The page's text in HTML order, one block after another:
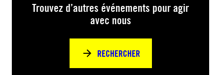
Trouvez d’autres événements pour agir
avec nous
RECHERCHER